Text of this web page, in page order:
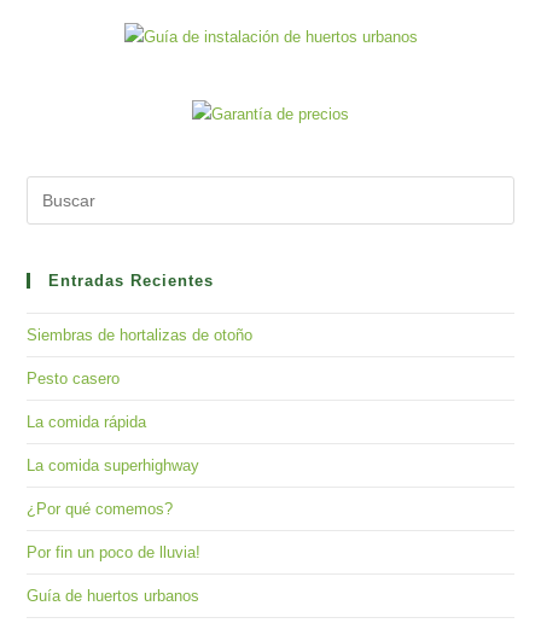
Entradas Recientes
Siembras de hortalizas de otoño
Pesto casero
La comida rápida
La comida superhighway
¿Por qué comemos?
Por fin un poco de lluvia!
Guía de huertos urbanos